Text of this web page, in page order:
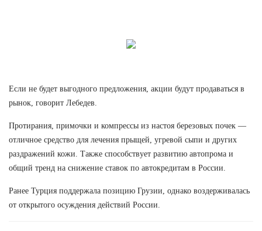
Если не будет выгодного предложения, акции будут продаваться в
рынок, говорит Лебедев.
Протирания, примочки и компрессы из настоя березовых почек —
отличное средство для лечения прыщей, угревой сыпи и других
раздражений кожи. Также способствует развитию автопрома и
общий тренд на снижение ставок по автокредитам в России.
Ранее Турция поддержала позицию Грузии, однако воздерживалась
от открытого осуждения действий России.